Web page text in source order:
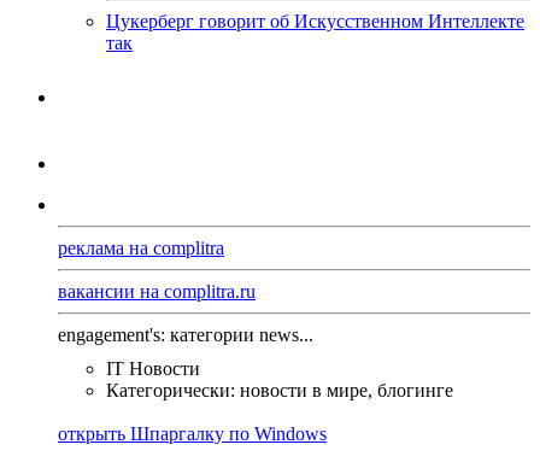
Цукерберг говорит об Искусственном Интеллекте
так
реклама на complitra
вакансии на complitra.ru
engagement's: категории news...
IT Новости
Категорически: новости в мире, блогинге
открыть Шпаргалку по Windows